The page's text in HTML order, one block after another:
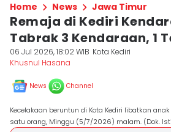
Home News Jawa Timur
Remaja di Kediri
Tabrak 3 Kendaraan, 1
06 Jul 2026, 18:02 WIB Kota Kediri
Khusnul Hasana
News Channel
Kecelakaan beruntun di Kota Kediri libatkan
satu orang, Minggu (5/7/2026) malam. (Dok.